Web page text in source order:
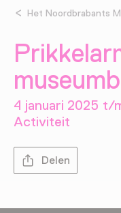
Het Noordbrabants
4 januari 2025 t/
Activiteit
Delen